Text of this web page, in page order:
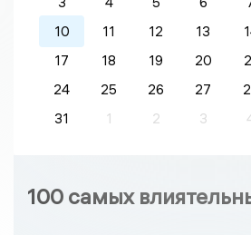
10
11 12 13
17
18 19 20
24
25 26 27
31
1 2 3
100 самых